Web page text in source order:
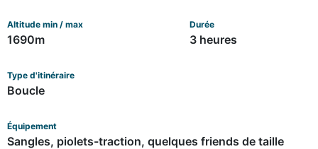
Altitude min / max
1690m
Durée
3 heures
Type d'itinéraire
Boucle
Équipement
Sangles, piolets-traction, quelques friends de taille